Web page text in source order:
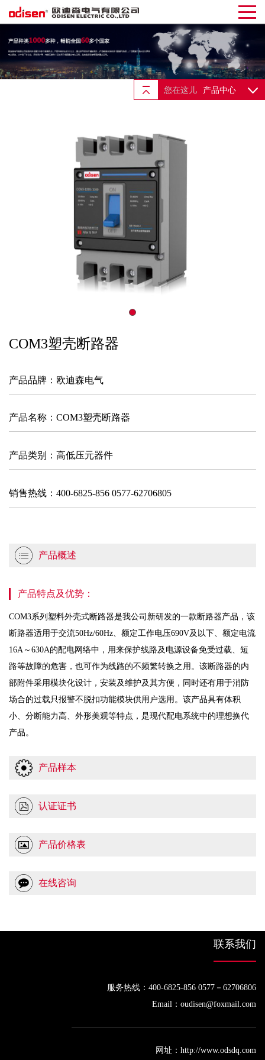
您在这儿 产品中心
COM3塑壳断路器
产品品牌：欧迪森电气
产品名称： COM3塑壳断路器
产品类别：高低压元器件
销售热线：400-6825-856 0577-62706805
产品概述
产品特点及优势：
COM3系列塑料外壳式断路器是我公司新研发的一款断路器产品，该
断路器适用于交流50Hz/60Hz、额定工作电压690V及以下、额定电流
16A～630A的配电网络中，用来保护线路及电源设备免受过载、短
路等故障的危害，也可作为线路的不频繁转换之用。该断路器的内
部附件采用模块化设计，安装及维护及其方便，同时还有用于消防
场合的过载只报警不脱扣功能模块供用户选用。该产品具有体积
小、分断能力高、外形美观等特点，是现代配电系统中的理想换代
产品。
产品样本
认证证书
产品价格表
在线咨询
联系我们
服务热线：400-6825-856 0577－62706806
Email：oudisen@foxmail.com
网址：http://www.odsdq.com